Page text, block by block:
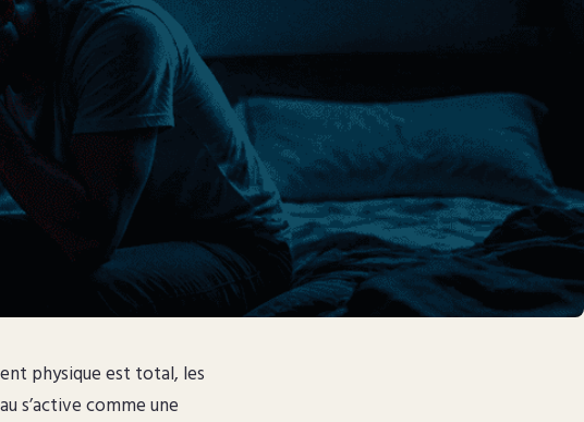
physique est total, les
s’active comme une